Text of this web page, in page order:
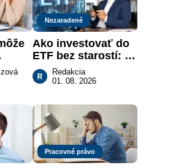
Nezaradené
Ako investovať do
ETF bez starostí:
Investičné plány,
ktoré urobia prácu
Redakcia
01. 08. 2026
Pracovné právo